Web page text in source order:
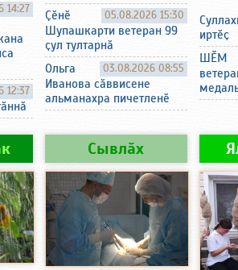
14:27
12:37
05.08.2026 15:30
Ҫӗнӗ
Шупашкарти ветеран 99
ҫул тултарнӑ
03.08.2026 08:55
Ольга
Иванова сӑввисене
альманахра пичетленӗ
иртӗҫ
ШӖМ
Сывлӑх